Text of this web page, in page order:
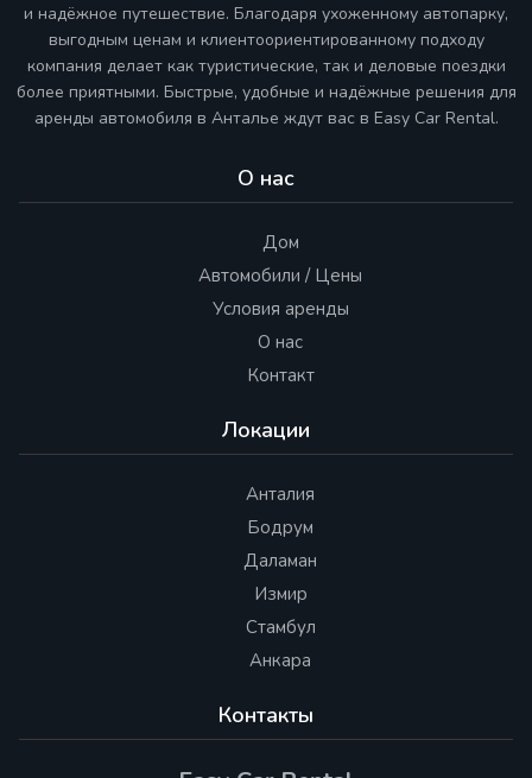
и надёжное путешествие. Благодаря ухоженному автопарку,
выгодным ценам и клиентоориентированному подходу
компания делает как туристические, так и деловые поездки
более приятными. Быстрые, удобные и надёжные решения для
аренды автомобиля в Анталье ждут вас в Easy Car Rental.
О нас
Дом
Автомобили / Цены
Условия аренды
О нас
Контакт
Локации
Анталия
Бодрум
Даламан
Измир
Стамбул
Анкара
Контакты